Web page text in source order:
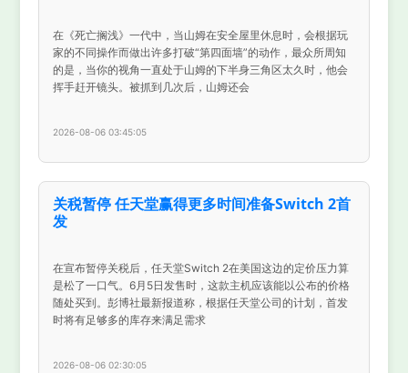
在《死亡搁浅》一代中，当山姆在安全屋里休息时，会根据玩
家的不同操作而做出许多打破“第四面墙”的动作，最众所周知
的是，当你的视角一直处于山姆的下半身三角区太久时，他会
挥手赶开镜头。被抓到几次后，山姆还会
2026-08-06 03:45:05
关税暂停 任天堂赢得更多时间准备Switch 2首
发
在宣布暂停关税后，任天堂Switch 2在美国这边的定价压力算
是松了一口气。6月5日发售时，这款主机应该能以公布的价格
随处买到。彭博社最新报道称，根据任天堂公司的计划，首发
时将有足够多的库存来满足需求
2026-08-06 02:30:05